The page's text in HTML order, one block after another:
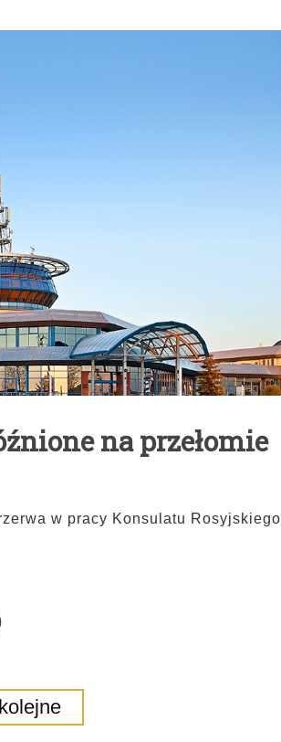
na przełomie
w pracy Konsulatu Rosyjskiego
Tydzień 42/2019 r. Niemcy
THB 0.1126 USD 3.7236